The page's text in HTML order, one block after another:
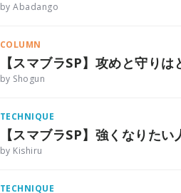
by Abadango
COLUMN
【スマブラSP】攻めと守り
by Shogun
TECHNIQUE
【スマブラSP】強くなりた
by Kishiru
TECHNIQUE